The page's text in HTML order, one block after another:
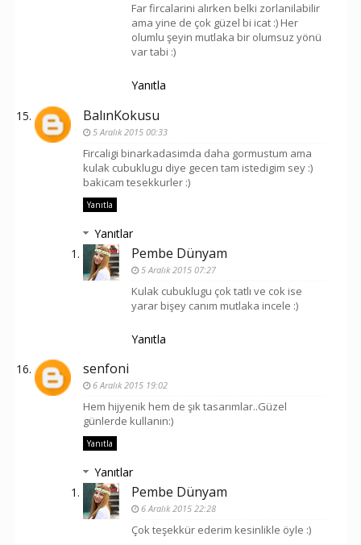
Far fircalarini alırken belki zorlanilabilir
ama yine de çok güzel bi icat :) Her
olumlu şeyin mutlaka bir olumsuz yönü
var tabi :)
Yanıtla
BalınKokusu
5 Aralık 2015 00:33
Fircaligi binarkadasimda daha gormustum ama
kulak cubuklugu diye gecen tam istedigim sey :)
bakicam tesekkurler :)
Yanıtla
Yanıtlar
Pembe Dünyam
5 Aralık 2015 07:27
Kulak cubuklugu çok tatlı ve cok ise
yarar bişey canım mutlaka incele :)
Yanıtla
senfoni
6 Aralık 2015 19:02
Hem hijyenik hem de şık tasarımlar..Güzel
günlerde kullanın:)
Yanıtla
Yanıtlar
Pembe Dünyam
6 Aralık 2015 22:28
Çok teşekkür ederim kesinlikle öyle :)